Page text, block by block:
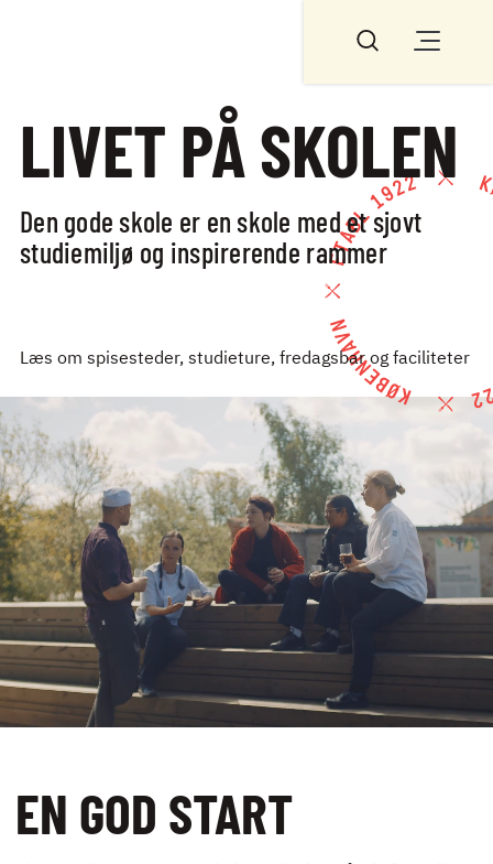
LIVET PÅ
SKOLEN
LIVET PÅ
SKOLEN
DEN
ØKOLOGISKE
BYHAVE
GASTROLAB
KØBMANDEN:
RÅVARER OG
LEVERANDØRER
ELEVRÅD
LIVET PÅ SKOLEN
Den gode skole er en skole med et sjovt
studiemiljø og inspirerende rammer
Læs om spisesteder, studieture, fredagsbar og faciliteter
EN GOD START